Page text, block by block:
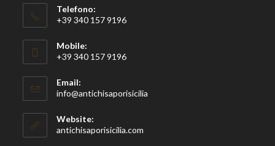
Telefono:
+39 340 157 9196
Mobile:
+39 340 157 9196
Email:
info@antichisaporisicilia
Website:
antichisaporisicilia.com